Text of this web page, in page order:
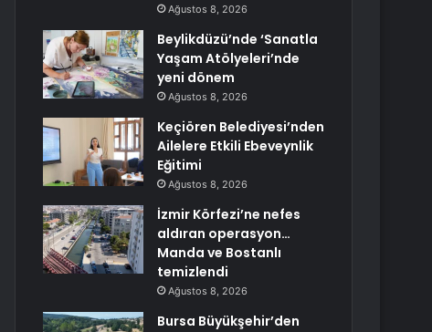
Ağustos 8, 2026
Beylikdüzü’nde ‘Sanatla
Yaşam Atölyeleri’nde
yeni dönem
Ağustos 8, 2026
Keçiören Belediyesi’nden
Ailelere Etkili Ebeveynlik
Eğitimi
Ağustos 8, 2026
İzmir Körfezi’ne nefes
aldıran operasyon…
Manda ve Bostanlı
temizlendi
Ağustos 8, 2026
Bursa Büyükşehir’den